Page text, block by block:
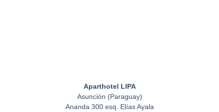
Aparthotel LIPA
Asunción (Paraguay)
Ananda 300 esq. Elías Ayala